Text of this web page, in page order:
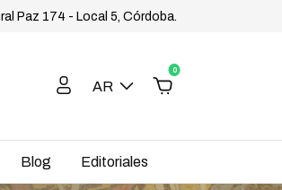
Paz 174 - Local 5, Córdoba.
AR
0
Blog Editoriales